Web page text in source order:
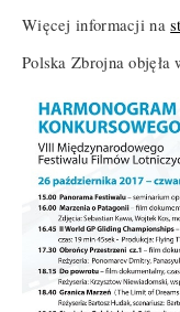
Więcej informacji na
Polska Zbrojna objęła